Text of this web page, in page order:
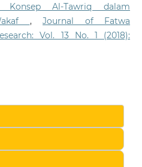
Konsep Al-Tawriq dalam
,Journal of Fatwa
Vol. 13 No. 1 (2018):